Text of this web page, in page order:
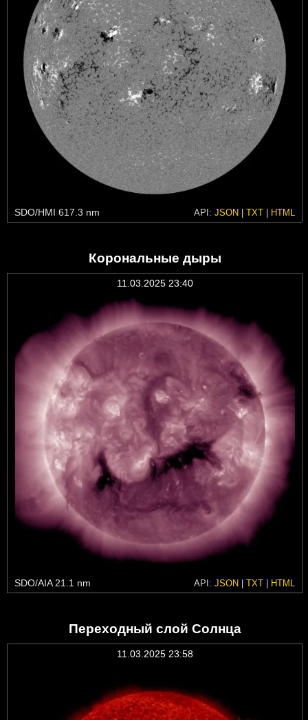
SDO/HMI 617.3 nm API: JSON | TXT | HTML
Корональные дыры
11.03.2025 23:40
SDO/AIA 21.1 nm API: JSON | TXT | HTML
Переходный слой Солнца
11.03.2025 23:58